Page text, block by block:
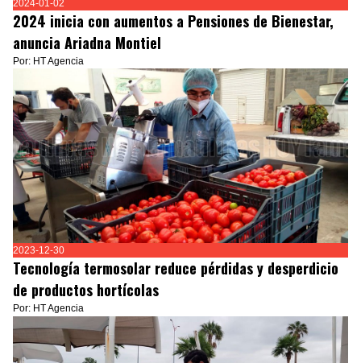
2024-01-02
2024 inicia con aumentos a Pensiones de Bienestar,
anuncia Ariadna Montiel
Por: HT Agencia
2023-12-30
Tecnología termosolar reduce pérdidas y desperdicio
de productos hortícolas
Por: HT Agencia